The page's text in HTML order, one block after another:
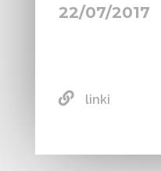
22/07/2017
linki